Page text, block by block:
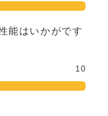
能はいかがです
10